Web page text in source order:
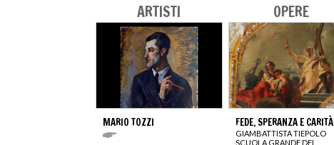
ARTISTI
MARIO TOZZI
OPERE
FEDE, SPERANZA E CARITÀ
GIAMBATTISTA TIEPOLO
SCUOLA GRANDE DEI